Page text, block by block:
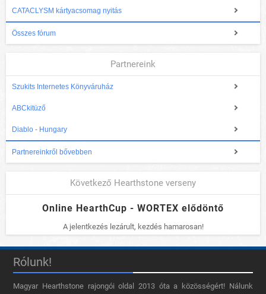
CATACLYSM kártyacsomag nyitás
Összes fórum
Partnereink
Szukits Internetes Könyváruház
ABCkitüző
Diablo - Hungary
Partnereinkről bővebben
Következő Hearthstone verseny
Online HearthCup - WORTEX elődöntő
A jelentkezés lezárult, kezdés hamarosan!
Rólunk!
Magyar Hearthstone​ rajongói oldal 2013 óta a közösségért! Nálunk